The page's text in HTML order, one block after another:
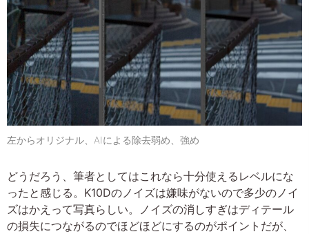
左からオリジナル、AIによる除去弱め、強め
どうだろう、筆者としてはこれなら十分使えるレベルにな
ったと感じる。K10Dのノイズは嫌味がないので多少のノイ
ズはかえって写真らしい。ノイズの消しすぎはディテール
の損失につながるのでほどほどにするのがポイントだが、